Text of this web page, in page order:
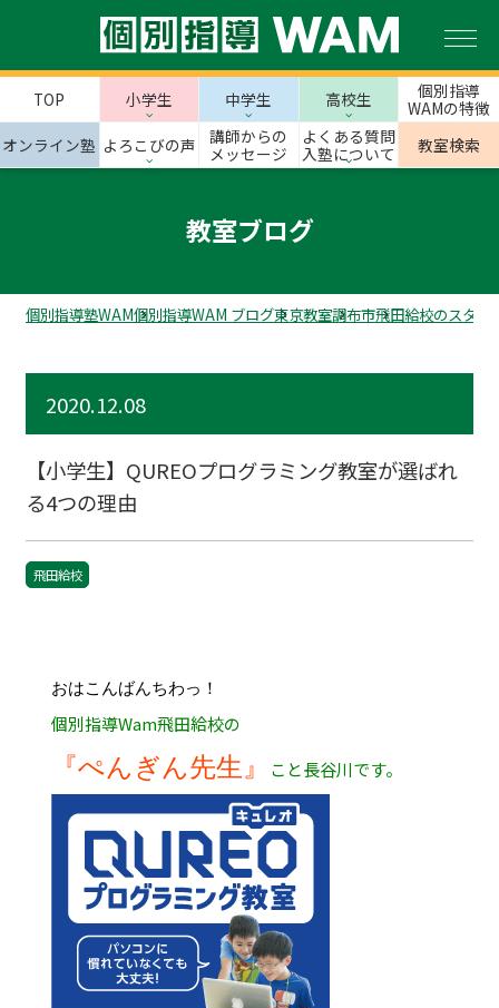
TOP 小学生 中学生 高校生
個別指導
WAMの特徴
オンライン塾 よろこびの声
講師からの
メッセージ
よくある質問
入塾について
教室検索
教室ブログ
個別指導塾WAM個別指導WAM ブログ東京教室調布市飛田給校のスタッ
2020.12.08
【小学生】QUREOプログラミング教室が選ばれ
る4つの理由
飛田給校
おはこんばんちわっ！
個別指導Wam飛田給校の
『ぺんぎん先生』 こと長谷川です。